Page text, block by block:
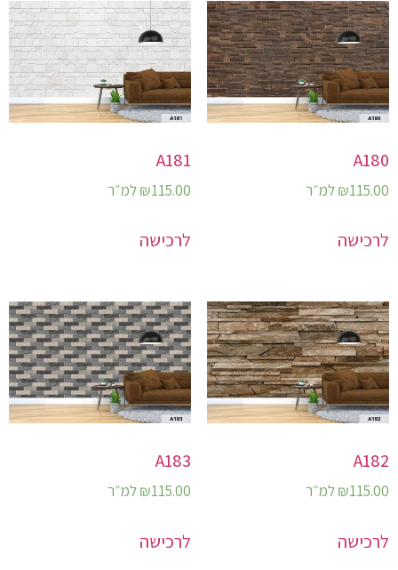
A180
₪115.00 למ״ר
לרכישה
A181
₪115.00 למ״ר
לרכישה
A182
₪115.00 למ״ר
לרכישה
A183
₪115.00 למ״ר
לרכישה